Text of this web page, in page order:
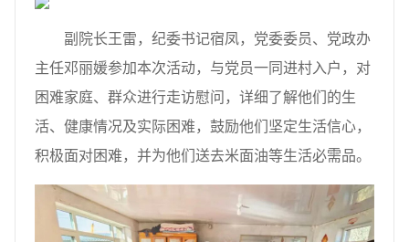
副院长王雷，纪委书记宿凤，党委委员、党政办
主任邓丽媛参加本次活动，与党员一同进村入户，对
困难家庭、群众进行走访慰问，详细了解他们的生
活、健康情况及实际困难，鼓励他们坚定生活信心，
积极面对困难，并为他们送去米面油等生活必需品。